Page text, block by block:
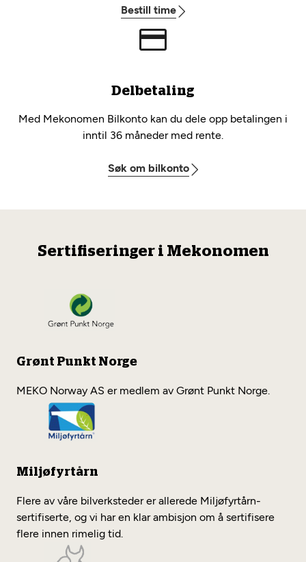
Bestill time
Delbetaling
Med Mekonomen Bilkonto kan du dele opp betalingen i
inntil 36 måneder med rente.
Søk om bilkonto
Sertifiseringer i Mekonomen
Grønt Punkt Norge
MEKO Norway AS er medlem av Grønt Punkt Norge.
Miljøfyrtårn
Flere av våre bilverksteder er allerede Miljøfyrtårn-
sertifiserte, og vi har en klar ambisjon om å sertifisere
flere innen rimelig tid.